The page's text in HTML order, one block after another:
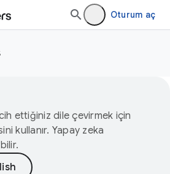
Oturum aç
ettiğiniz dile çevirmek için
kullanır. Yapay zeka